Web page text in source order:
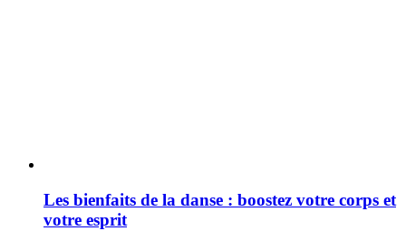
Les bienfaits de la danse : boostez votre corps et
votre esprit